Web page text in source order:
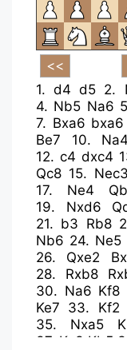
1.d4 d5 2.
4. Nb5 Na6
7. Bxa6 bxa6
Be7
10. Na4
12. c4 dxc4
Qc8 15. Nec3
17. Ne4
19. Nxd6
21. b3 Rb8
Nb6 24. Ne5
26. Qxe2
28. Rxb8
30. Na6 Kf8
Ke7 33. Kf2
35. Nxa5
37. Ke3 Kb5